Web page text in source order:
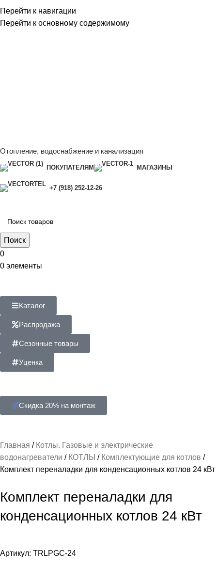
Перейти к навигации
Перейти к основному содержимому
Отопление, водоснабжение и канализация
ПОКУПАТЕЛЯМ МАГАЗИНЫ
+7 (918) 252-12-26
Поиск
0
0 элементы
Каталог
Распродажа
Сезонные товары
Уценка
Скидка 20% на монтаж
Главная
Котлы. Газовые и электрические
водонагреватели
КОТЛЫ
Комплектующие для котлов
Комплект переналадки для конденсационных котлов 24 кВт
Комплект переналадки для
конденсационных котлов 24 кВт
Артикул: TRLPGC-24